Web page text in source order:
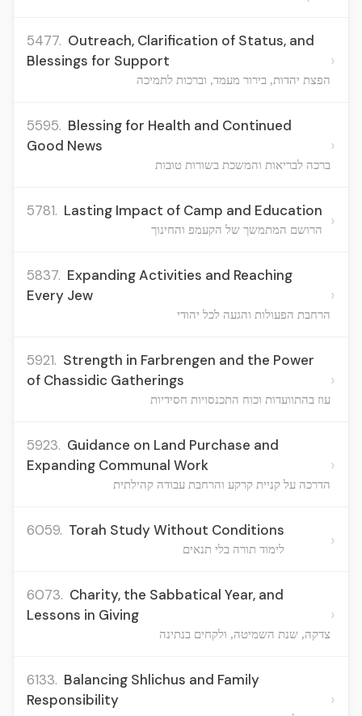
5477. Outreach, Clarification of Status, and
Blessings for Support
הפצת יהדות, בירור מעמד, וברכות לתמיכה
›
5595. Blessing for Health and Continued
Good News
ברכה לבריאות והמשכת בשורות טובות
›
5781. Lasting Impact of Camp and Education
הרושם המתמשך של הקעמפ והחינוך ›
5837. Expanding Activities and Reaching
Every Jew
הרחבת הפעולות והגעה לכל יהודי
›
5921. Strength in Farbrengen and the Power
of Chassidic Gatherings
עוז בהתוועדות וכוח התכנסויות חסידיות
›
5923. Guidance on Land Purchase and
Expanding Communal Work
הדרכה על קניית קרקע והרחבת עבודה קהילתית
›
6059. Torah Study Without Conditions
לימוד תורה בלי תנאים ›
6073. Charity, the Sabbatical Year, and
Lessons in Giving
צדקה, שנת השמיטה, ולקחים בנתינה
›
6133. Balancing Shlichus and Family
Responsibility
›